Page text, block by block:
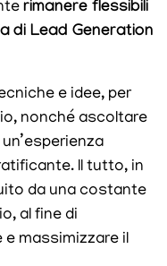
rimanere flessibili
di Lead Generation
e idee, per
nonché ascoltare
Il tutto, in
da una costante
al fine di
massimizzare il